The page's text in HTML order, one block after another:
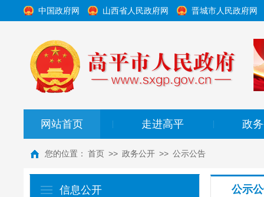
中国政府网 山西省人民政府网 晋城市人民政府网
网站首页 走进高平 政
您的位置： 首页 >> 政务公开 >> 公示公告
信息公开 公示